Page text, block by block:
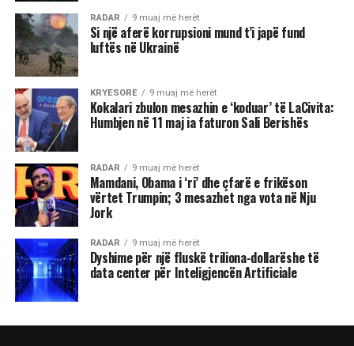
RADAR 9 muaj më herët
Si një aferë korrupsioni mund t’i japë fund
luftës në Ukrainë
KRYESORE 9 muaj më herët
Kokalari zbulon mesazhin e ‘koduar’ të LaCivita:
Humbjen në 11 maj ia faturon Sali Berishës
RADAR 9 muaj më herët
Mamdani, Obama i ‘ri’ dhe çfarë e frikëson
vërtet Trumpin; 3 mesazhet nga vota në Nju
Jork
RADAR 9 muaj më herët
Dyshime për një fluskë triliona-dollarëshe të
data center për Inteligjencën Artificiale